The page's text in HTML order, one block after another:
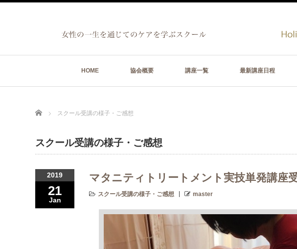
HOME 協会概要 講座一覧 最新講座日程
Home スクール受講の様子・ご感想
スクール受講の様子・ご感想
2019
21
Jan
マタニティトリートメント実技単発講座
スクール受講の様子・ご感想 master